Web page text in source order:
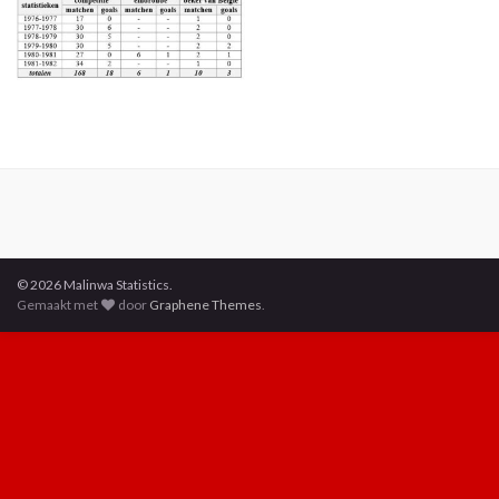
© 2026 Malinwa Statistics.
Gemaakt met
door Graphene Themes.